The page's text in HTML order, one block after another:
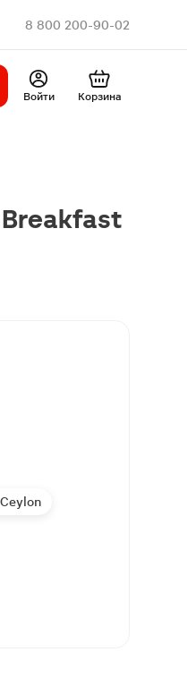
8 800 200-90-02
Войти Корзина
Breakfast